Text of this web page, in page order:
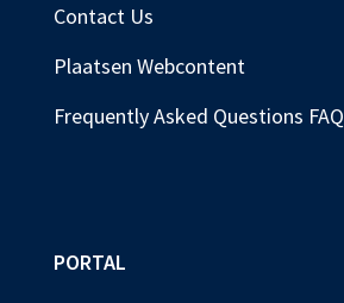
Contact Us
Plaatsen Webcontent
Frequently Asked Questions FAQ
PORTAL